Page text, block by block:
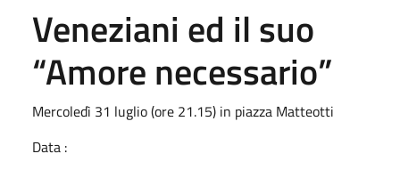
Veneziani ed il suo
“Amore necessario”
Mercoledì 31 luglio (ore 21.15) in piazza Matteotti
Data :